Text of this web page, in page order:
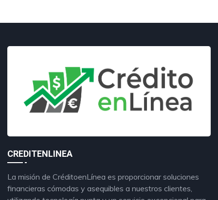
CREDITENLINEA
La misión de CréditoenLínea es proporcionar soluciones
financieras cómodas y asequibles a nuestros clientes,